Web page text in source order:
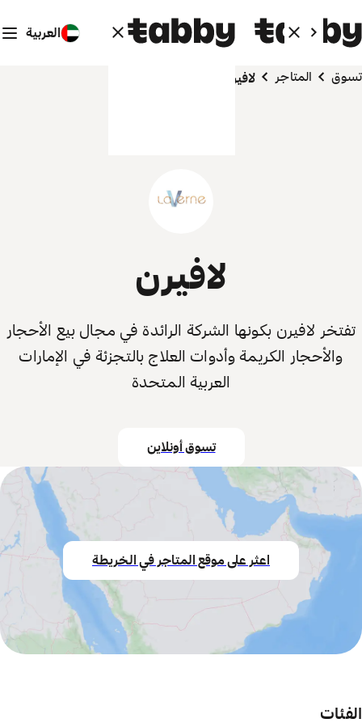
العربية
تسوق المتاجر لافيرن
لافيرن
تفتخر لافيرن بكونها الشركة الرائدة في مجال بيع الأحجار
والأحجار الكريمة وأدوات العلاج بالتجزئة في الإمارات
العربية المتحدة
تسوق أونلاين
اعثر على موقع المتاجر في الخريطة
الفئات